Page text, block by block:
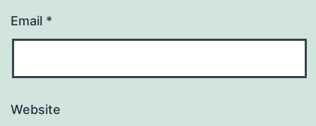
Email *
Website